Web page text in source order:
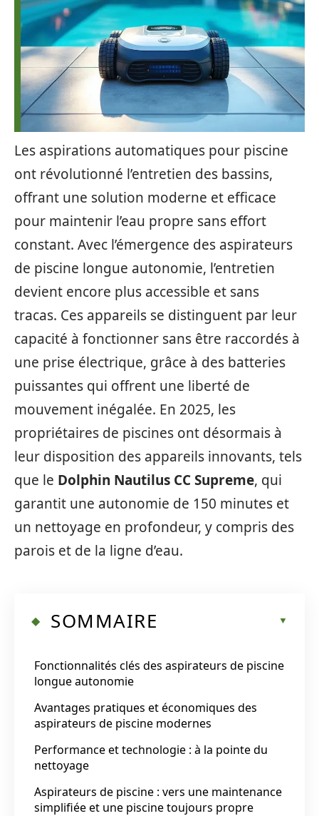
Les aspirations automatiques pour piscine
ont révolutionné l’entretien des bassins,
offrant une solution moderne et efficace
pour maintenir l’eau propre sans effort
constant. Avec l’émergence des aspirateurs
de piscine longue autonomie, l’entretien
devient encore plus accessible et sans
tracas. Ces appareils se distinguent par leur
capacité à fonctionner sans être raccordés à
une prise électrique, grâce à des batteries
puissantes qui offrent une liberté de
mouvement inégalée. En 2025, les
propriétaires de piscines ont désormais à
leur disposition des appareils innovants, tels
que le Dolphin Nautilus CC Supreme, qui
garantit une autonomie de 150 minutes et
un nettoyage en profondeur, y compris des
parois et de la ligne d’eau.
SOMMAIRE
Fonctionnalités clés des aspirateurs de piscine
longue autonomie
Avantages pratiques et économiques des
aspirateurs de piscine modernes
Performance et technologie : à la pointe du
nettoyage
Aspirateurs de piscine : vers une maintenance
simplifiée et une piscine toujours propre